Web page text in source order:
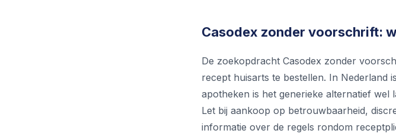
Casodex zonder voorschrift:
De zoekopdracht Casodex zonder
recept huisarts te bestellen. In Nederland
apotheken is het generieke alternatief wel
Let bij aankoop op betrouwbaarheid,
informatie over de regels rondom